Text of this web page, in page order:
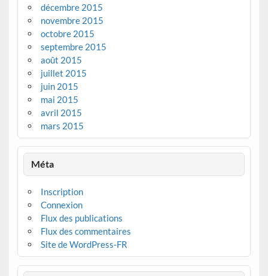
décembre 2015
novembre 2015
octobre 2015
septembre 2015
août 2015
juillet 2015
juin 2015
mai 2015
avril 2015
mars 2015
Méta
Inscription
Connexion
Flux des publications
Flux des commentaires
Site de WordPress-FR